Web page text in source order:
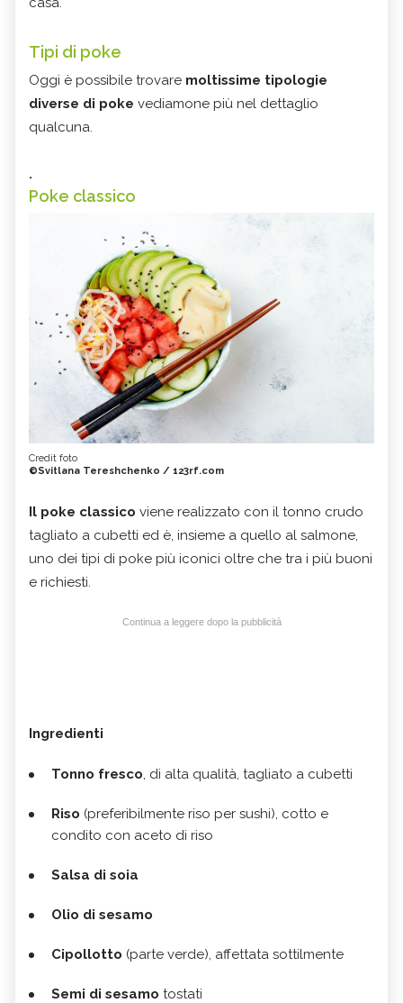
Tipi di poke
Oggi è possibile trovare moltissime tipologie
diverse di poke vediamone più nel dettaglio
qualcuna.
.
Poke classico
Credit foto
©Svitlana Tereshchenko / 123rf.com
Il poke classico viene realizzato con il tonno crudo
tagliato a cubetti ed è, insieme a quello al salmone,
uno dei tipi di poke più iconici oltre che tra i più buoni
e richiesti.
Continua a leggere dopo la pubblicità
Ingredienti
Tonno fresco, di alta qualità, tagliato a cubetti
Riso (preferibilmente riso per sushi), cotto e
condito con aceto di riso
Salsa di soia
Olio di sesamo
Cipollotto (parte verde), affettata sottilmente
Semi di sesamo tostati